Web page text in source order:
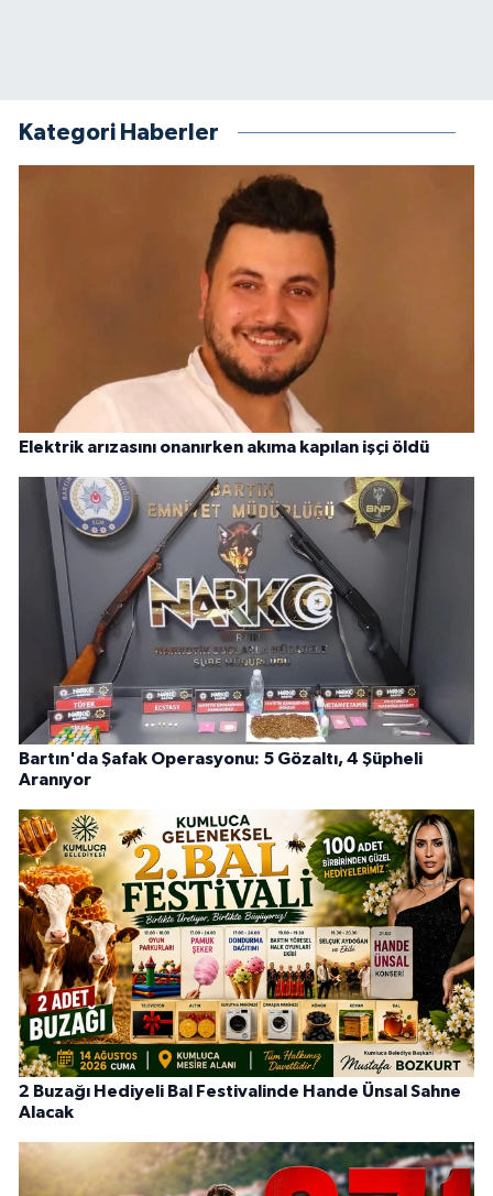
Kategori Haberler
Elektrik arızasını onanırken akıma kapılan işçi öldü
Bartın'da Şafak Operasyonu: 5 Gözaltı, 4 Şüpheli
Aranıyor
2 Buzağı Hediyeli Bal Festivalinde Hande Ünsal Sahne
Alacak